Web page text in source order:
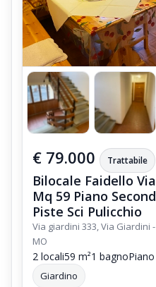
€ 79.000 Trattabile
Bilocale Faidello
Mq 59 Piano
Piste Sci Pulicchio
Via giardini 333, Via Giardini
MO
2 locali59 m²1 bagno
Giardino